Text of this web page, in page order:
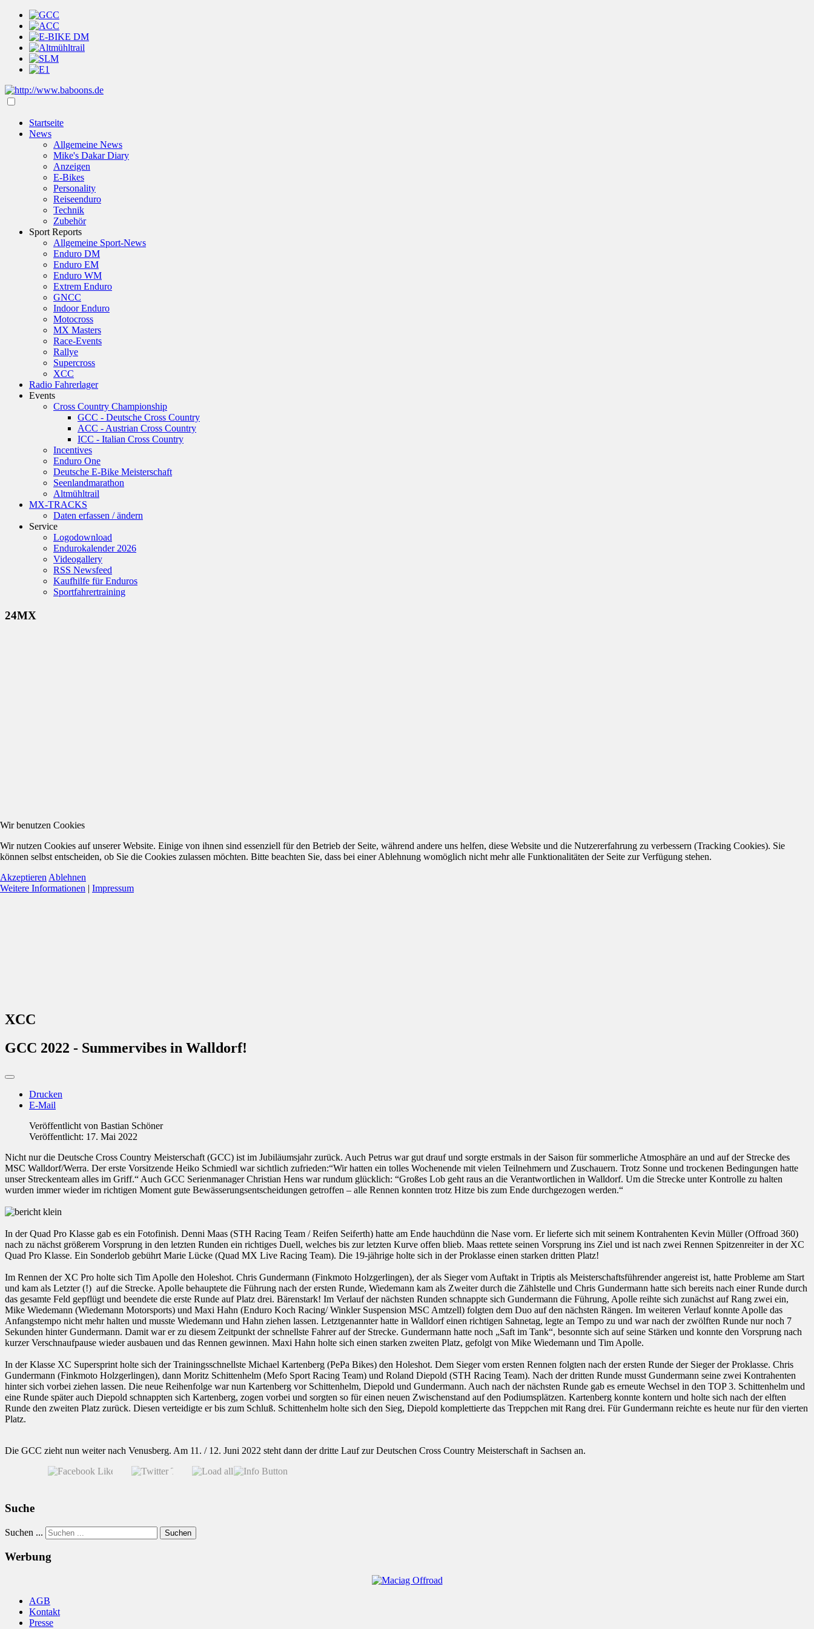
Startseite
News
Allgemeine News
Mike's Dakar Diary
Anzeigen
E-Bikes
Personality
Reiseenduro
Technik
Zubehör
Sport Reports
Allgemeine Sport-News
Enduro DM
Enduro EM
Enduro WM
Extrem Enduro
GNCC
Indoor Enduro
Motocross
MX Masters
Race-Events
Rallye
Supercross
XCC
Radio Fahrerlager
Events
Cross Country Championship
GCC - Deutsche Cross Country
ACC - Austrian Cross Country
ICC - Italian Cross Country
Incentives
Enduro One
Deutsche E-Bike Meisterschaft
Seenlandmarathon
Altmühltrail
MX-TRACKS
Daten erfassen / ändern
Service
Logodownload
Endurokalender 2026
Videogallery
RSS Newsfeed
Kaufhilfe für Enduros
Sportfahrertraining
24MX
XCC
GCC 2022 - Summervibes in Walldorf!
Drucken
E-Mail
Veröffentlicht von Bastian Schöner
Veröffentlicht: 17. Mai 2022
Nicht nur die Deutsche Cross Country Meisterschaft (GCC) ist im Jubiläumsjahr zurück. Auch Petrus war gut drauf und sorgte erstmals in der Saison für sommerliche Atmosphäre an und auf der Strecke des
MSC Walldorf/Werra. Der erste Vorsitzende Heiko Schmiedl war sichtlich zufrieden:“Wir hatten ein tolles Wochenende mit vielen Teilnehmern und Zuschauern. Trotz Sonne und trockenen Bedingungen hatte
unser Streckenteam alles im Griff.“ Auch GCC Serienmanager Christian Hens war rundum glücklich: “Großes Lob geht raus an die Verantwortlichen in Walldorf. Um die Strecke unter Kontrolle zu halten
wurden immer wieder im richtigen Moment gute Bewässerungsentscheidungen getroffen – alle Rennen konnten trotz Hitze bis zum Ende durchgezogen werden.“
In der Quad Pro Klasse gab es ein Fotofinish. Denni Maas (STH Racing Team / Reifen Seiferth) hatte am Ende hauchdünn die Nase vorn. Er lieferte sich mit seinem Kontrahenten Kevin Müller (Offroad 360)
nach zu nächst größerem Vorsprung in den letzten Runden ein richtiges Duell, welches bis zur letzten Kurve offen blieb. Maas rettete seinen Vorsprung ins Ziel und ist nach zwei Rennen Spitzenreiter in der XC
Quad Pro Klasse. Ein Sonderlob gebührt Marie Lücke (Quad MX Live Racing Team). Die 19-jährige holte sich in der Proklasse einen starken dritten Platz!
Im Rennen der XC Pro holte sich Tim Apolle den Holeshot. Chris Gundermann (Finkmoto Holzgerlingen), der als Sieger vom Auftakt in Triptis als Meisterschaftsführender angereist ist, hatte Probleme am Start
und kam als Letzter (!) auf die Strecke. Apolle behauptete die Führung nach der ersten Runde, Wiedemann kam als Zweiter durch die Zählstelle und Chris Gundermann hatte sich bereits nach einer Runde durch
das gesamte Feld gepflügt und beendete die erste Runde auf Platz drei. Bärenstark! Im Verlauf der nächsten Runden schnappte sich Gundermann die Führung, Apolle reihte sich zunächst auf Rang zwei ein,
Mike Wiedemann (Wiedemann Motorsports) und Maxi Hahn (Enduro Koch Racing/ Winkler Suspension MSC Amtzell) folgten dem Duo auf den nächsten Rängen. Im weiteren Verlauf konnte Apolle das
Anfangstempo nicht mehr halten und musste Wiedemann und Hahn ziehen lassen. Letztgenannter hatte in Walldorf einen richtigen Sahnetag, legte an Tempo zu und war nach der zwölften Runde nur noch 7
Sekunden hinter Gundermann. Damit war er zu diesem Zeitpunkt der schnellste Fahrer auf der Strecke. Gundermann hatte noch „Saft im Tank“, besonnte sich auf seine Stärken und konnte den Vorsprung nach
kurzer Verschnaufpause wieder ausbauen und das Rennen gewinnen. Maxi Hahn holte sich einen starken zweiten Platz, gefolgt von Mike Wiedemann und Tim Apolle.
In der Klasse XC Supersprint holte sich der Trainingsschnellste Michael Kartenberg (PePa Bikes) den Holeshot. Dem Sieger vom ersten Rennen folgten nach der ersten Runde der Sieger der Proklasse. Chris
Gundermann (Finkmoto Holzgerlingen), dann Moritz Schittenhelm (Mefo Sport Racing Team) und Roland Diepold (STH Racing Team). Nach der dritten Runde musst Gundermann seine zwei Kontrahenten
hinter sich vorbei ziehen lassen. Die neue Reihenfolge war nun Kartenberg vor Schittenhelm, Diepold und Gundermann. Auch nach der nächsten Runde gab es erneute Wechsel in den TOP 3. Schittenhelm und
eine Runde später auch Diepold schnappten sich Kartenberg, zogen vorbei und sorgten so für einen neuen Zwischenstand auf den Podiumsplätzen. Kartenberg konnte kontern und holte sich nach der elften
Runde den zweiten Platz zurück. Diesen verteidigte er bis zum Schluß. Schittenhelm holte sich den Sieg, Diepold komplettierte das Treppchen mit Rang drei. Für Gundermann reichte es heute nur für den vierten
Platz.
Die GCC zieht nun weiter nach Venusberg. Am 11. / 12. Juni 2022 steht dann der dritte Lauf zur Deutschen Cross Country Meisterschaft in Sachsen an.
Suche
Suchen ... Suchen
Werbung
AGB
Kontakt
Presse
Wir benutzen Cookies
Wir nutzen Cookies auf unserer Website. Einige von ihnen sind essenziell für den Betrieb der Seite, während andere uns helfen, diese Website und die Nutzererfahrung zu verbessern (Tracking Cookies). Sie
können selbst entscheiden, ob Sie die Cookies zulassen möchten. Bitte beachten Sie, dass bei einer Ablehnung womöglich nicht mehr alle Funktionalitäten der Seite zur Verfügung stehen.
Akzeptieren Ablehnen
Weitere Informationen | Impressum